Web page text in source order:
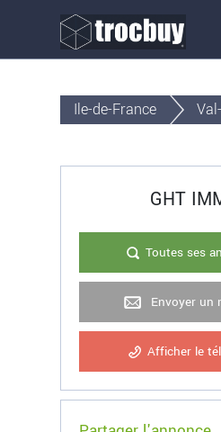
Ile-de-France
GHT
Toutes ses
Envoyer un
Afficher le